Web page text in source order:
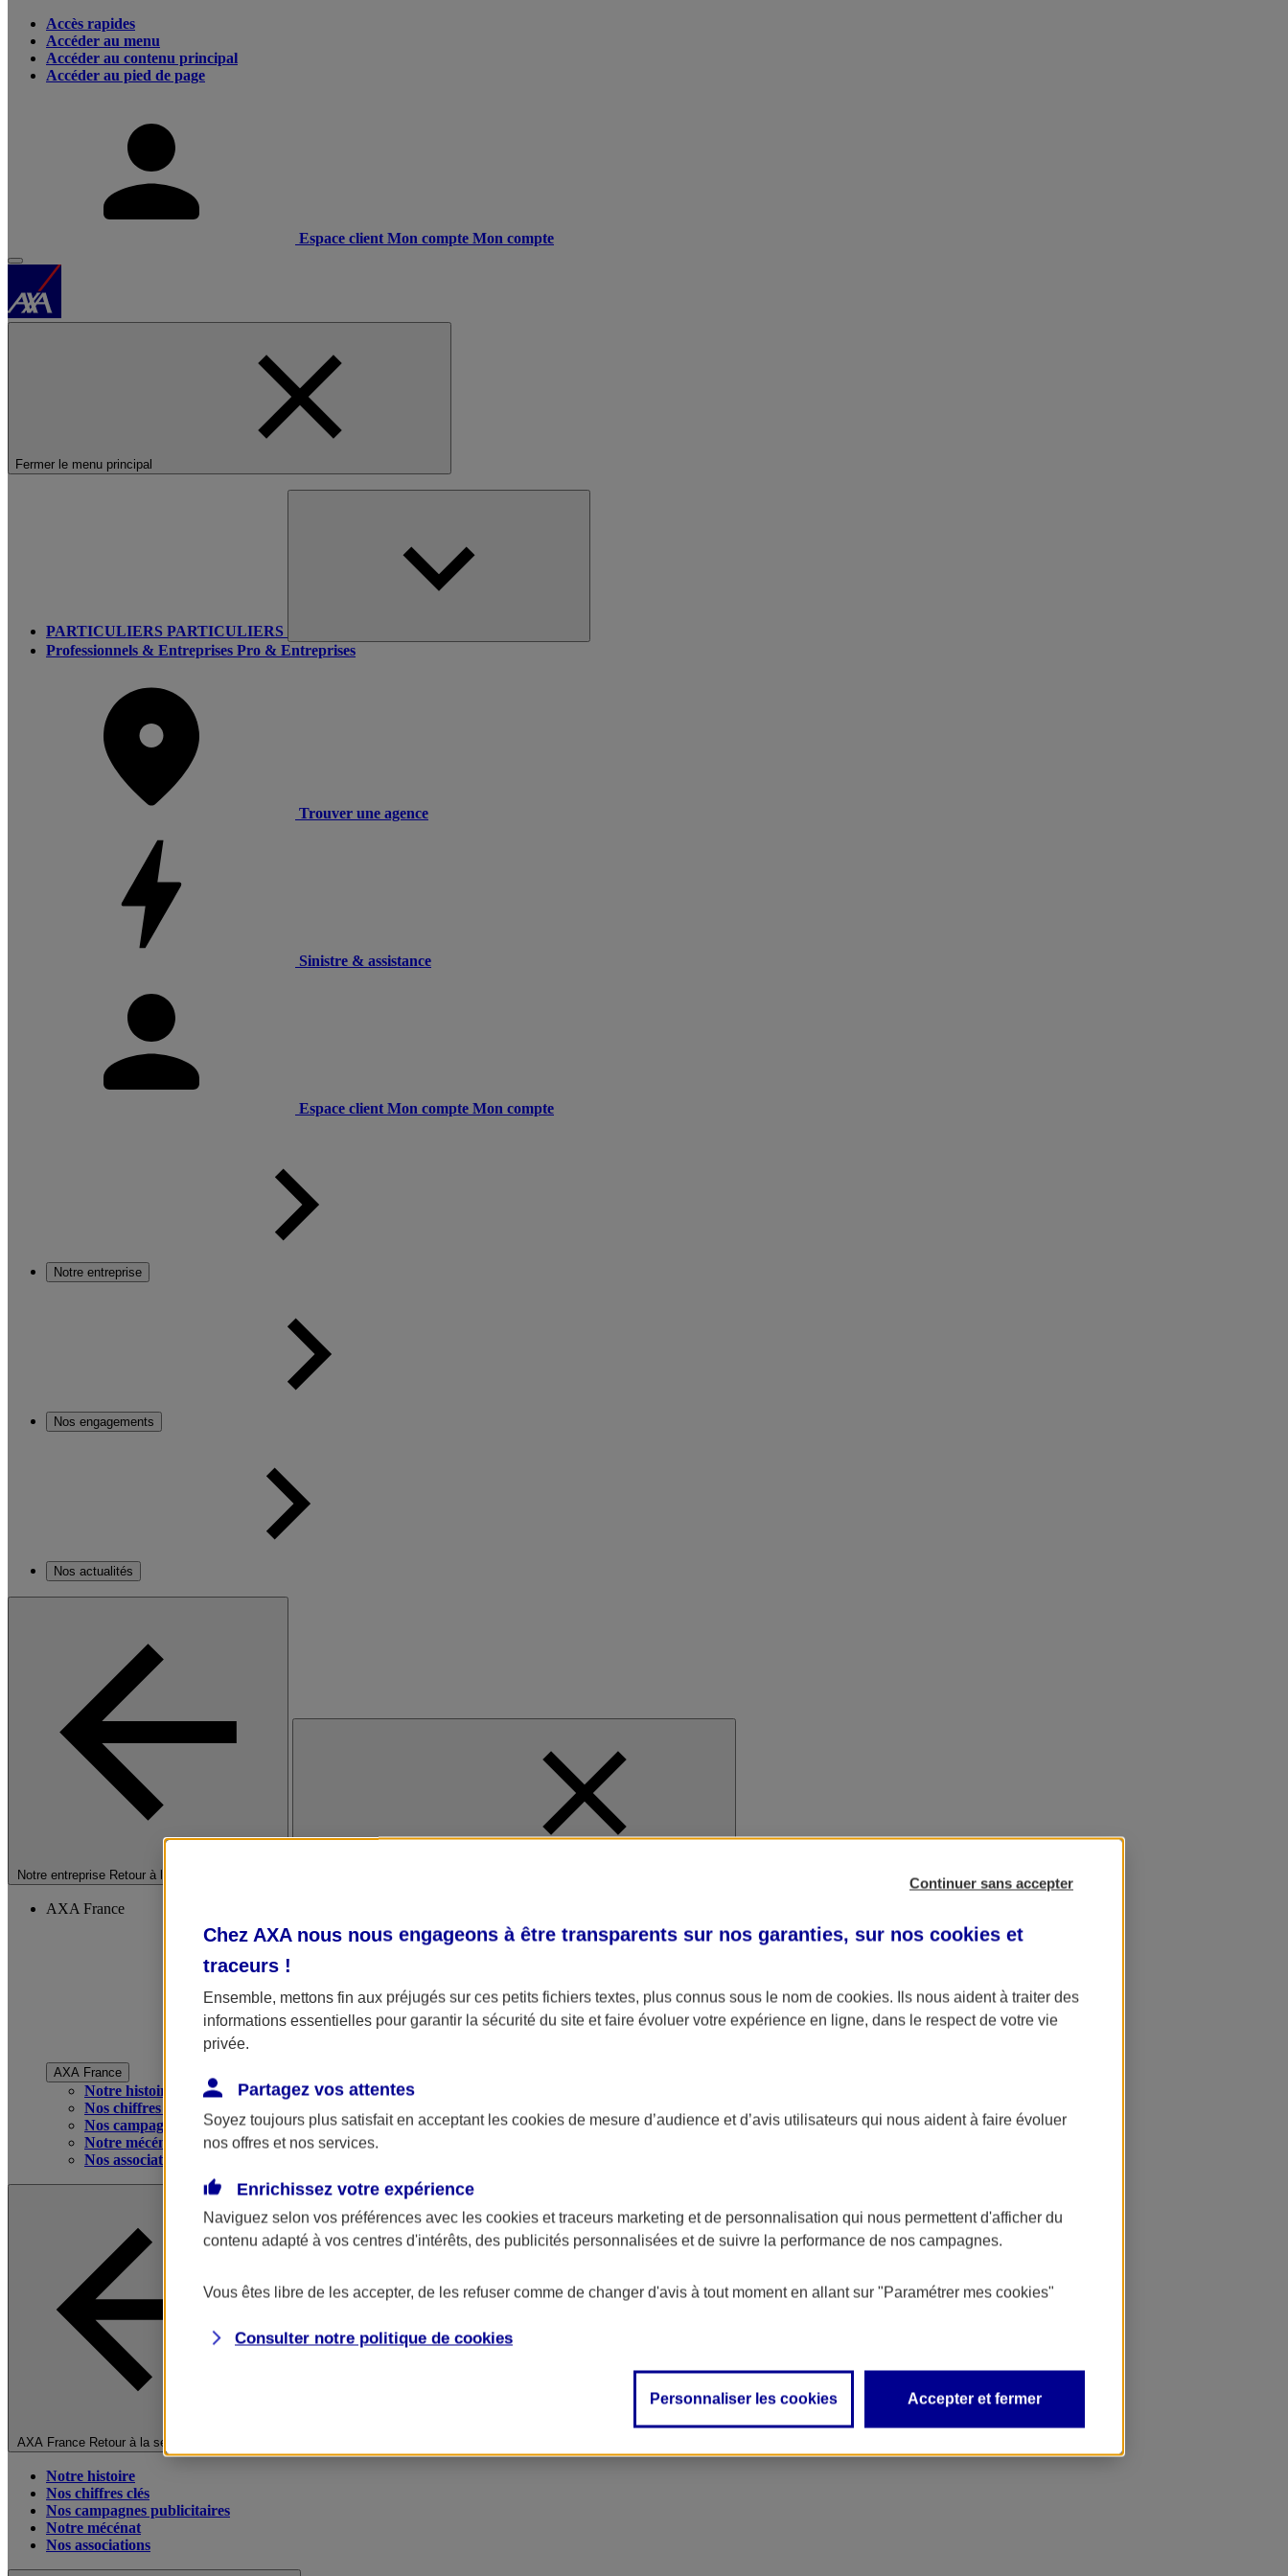
Accès rapides
Accéder au menu
Accéder au contenu principal
Accéder au pied de page
Espace client Mon compte Mon compte
Fermer le menu principal
PARTICULIERS PARTICULIERS
Professionnels & Entreprises Pro & Entreprises
Trouver une agence
Sinistre & assistance
Espace client Mon compte Mon compte
Notre entreprise
Nos engagements
Nos actualités
Notre entreprise Retour à la section précédente
AXA France
AXA France
Notre histoire
Nos chiffres clés
Nos campagnes publicitaires
Notre mécénat
Nos associations
AXA France Retour à la section précédente
Notre histoire
Nos chiffres clés
Nos campagnes publicitaires
Notre mécénat
Nos associations
Continuer sans accepter
Chez AXA nous nous engageons à être transparents sur nos garanties, sur nos cookies et
traceurs !
Ensemble, mettons fin aux préjugés sur ces petits fichiers textes, plus connus sous le nom de cookies. Ils nous aident à traiter des
informations essentielles pour garantir la sécurité du site et faire évoluer votre expérience en ligne, dans le respect de votre vie
privée.
Partagez vos attentes
Soyez toujours plus satisfait en acceptant les cookies de mesure d’audience et d’avis utilisateurs qui nous aident à faire évoluer
nos offres et nos services.
Enrichissez votre expérience
Naviguez selon vos préférences avec les cookies et traceurs marketing et de personnalisation qui nous permettent d'afficher du
contenu adapté à vos centres d'intérêts, des publicités personnalisées et de suivre la performance de nos campagnes.
Vous êtes libre de les accepter, de les refuser comme de changer d'avis à tout moment en allant sur "Paramétrer mes cookies"
Consulter notre politique de cookies
Personnaliser les cookies Accepter et fermer